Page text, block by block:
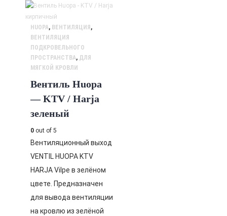
HUOPA, ВЕНТИЛЯЦИЯ ,
ВЕНТИЛЯЦИЯ
ПОДКРОВЕЛЬНОГО
ПРОСТРАНСТВА, ДЛЯ
МЯГКОЙ КРОВЛИ
Вентиль Huopa
— KTV / Harja
зеленый
0 out of 5
Вентиляционный выход
VENTIL HUOPA KTV
HARJA Vilpe в зелёном
цвете. Предназначен
для вывода вентиляции
на кровлю из зелёной